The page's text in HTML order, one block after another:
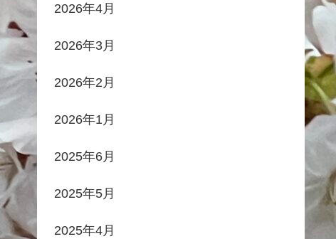
2026年4月
2026年3月
2026年2月
2026年1月
2025年6月
2025年5月
2025年4月